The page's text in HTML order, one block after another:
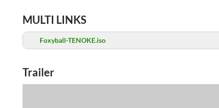
MULTI LINKS
Foxyball-TENOKE.iso
Trailer